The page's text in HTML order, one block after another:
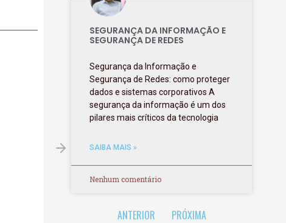
SEGURANÇA DA INFORMAÇÃO E
SEGURANÇA DE REDES
Segurança da Informação e
Segurança de Redes: como proteger
dados e sistemas corporativos A
segurança da informação é um dos
pilares mais críticos da tecnologia
SAIBA MAIS »
Nenhum comentário
ANTERIOR PRÓXIMA